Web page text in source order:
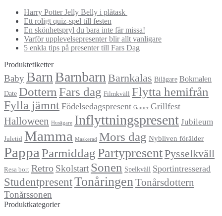
Harry Potter Jelly Belly i plåtask
Ett roligt quiz-spel till festen
En skönhetspryl du bara inte får missa!
Varför upplevelsepresenter blir allt vanligare
5 enkla tips på presenter till Fars Dag
Produktetiketter
Baby Barn Barnbarn Barnkalas Bilägare Bokmalen
Date Dottern Fars dag Filmkväll Flytta hemifrån
Fylla jämnt Födelsedagspresent Gamer Grillfest
Halloween Husägare Inflyttningspresent Jubileum
Juletid Mamma Maskerad Mors dag Nybliven förälder
Pappa ParmiddagPartypresentPysselkväll
Resa bort Retro Skolstart Sonen Spelkväll Sportintresserad
StudentpresentTonåringen Tonårsdottern
Tonårssonen
Produktkategorier